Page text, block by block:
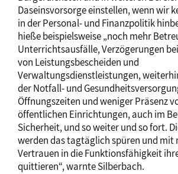
Daseinsvorsorge einstellen, wenn wir
in der Personal- und Finanzpolitik
hieße beispielsweise „noch mehr
Unterrichtsausfälle, Verzögerungen
von Leistungsbescheiden und
Verwaltungsdienstleistungen,
der Notfall- und
Öffnungszeiten und weniger Präsenz
öffentlichen Einrichtungen, auch im
Sicherheit, und so weiter und so fort.
werden das tagtäglich spüren und mit
Vertrauen in die Funktionsfähigkeit
quittieren“, warnte Silberbach.